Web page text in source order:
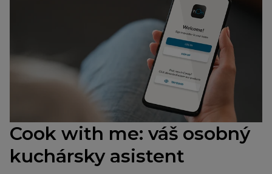
Cook with me: váš osobný
kuchársky asistent